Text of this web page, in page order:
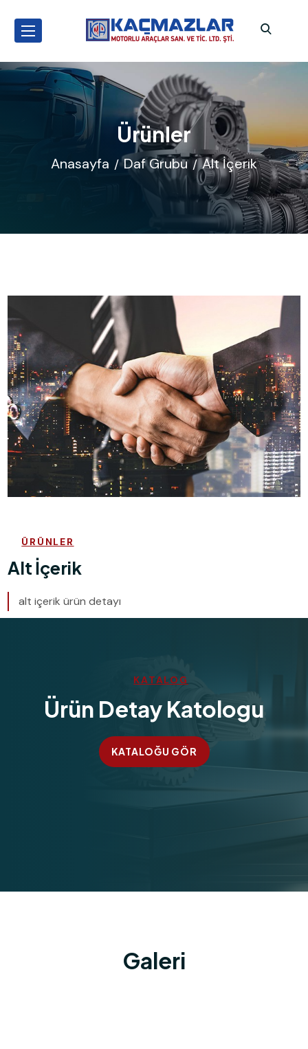
Ürünler
Anasayfa Daf Grubu Alt İçerik
ÜRÜNLER
Alt İçerik
alt içerik ürün detayı
KATALOG
Ürün Detay Katologu
KATALOĞU GÖR
Galeri